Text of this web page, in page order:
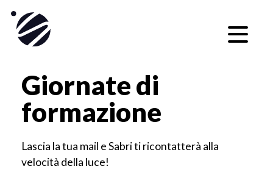
Skip
to
content
Giornate di
formazione
Lascia la tua mail e Sabri ti ricontatterà alla
velocità della luce!